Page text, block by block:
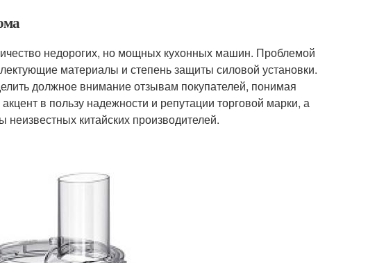
недорогих, но мощных кухонных машин. Проблемой
материалы и степень защиты силовой установки.
должное внимание отзывам покупателей, понимая
в пользу надежности и репутации торговой марки, а
китайских производителей.